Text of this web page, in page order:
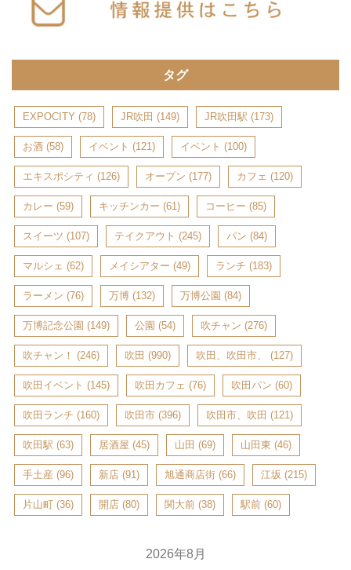
タグ
EXPOCITY (78) JR吹田 (149) JR吹田駅 (173)
お酒 (58) イベント (121) イベント (100)
エキスポシティ (126) オープン (177) カフェ (120)
カレー (59) キッチンカー (61) コーヒー (85)
スイーツ (107) テイクアウト (245) パン (84)
マルシェ (62) メイシアター (49) ランチ (183)
ラーメン (76) 万博 (132) 万博公園 (84)
万博記念公園 (149) 公園 (54) 吹チャン (276)
吹チャン！ (246) 吹田 (990) 吹田、吹田市、 (127)
吹田イベント (145) 吹田カフェ (76) 吹田パン (60)
吹田ランチ (160) 吹田市 (396) 吹田市、吹田 (121)
吹田駅 (63) 居酒屋 (45) 山田 (69) 山田東 (46)
手土産 (96) 新店 (91) 旭通商店街 (66) 江坂 (215)
片山町 (36) 開店 (80) 関大前 (38) 駅前 (60)
2026年8月